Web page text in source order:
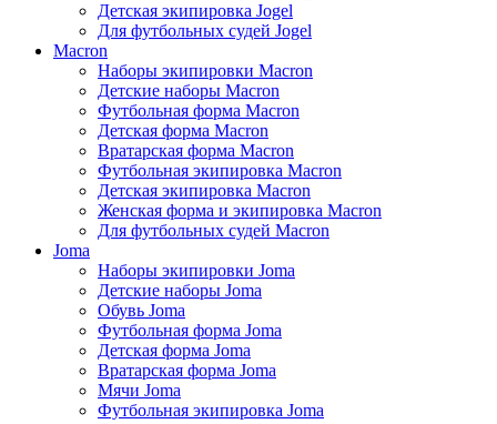
Детская экипировка Jogel
Для футбольных судей Jogel
Macron
Наборы экипировки Macron
Детские наборы Macron
Футбольная форма Macron
Детская форма Macron
Вратарская форма Macron
Футбольная экипировка Macron
Детская экипировка Macron
Женская форма и экипировка Macron
Для футбольных судей Macron
Joma
Наборы экипировки Joma
Детские наборы Joma
Обувь Joma
Футбольная форма Joma
Детская форма Joma
Вратарская форма Joma
Мячи Joma
Футбольная экипировка Joma